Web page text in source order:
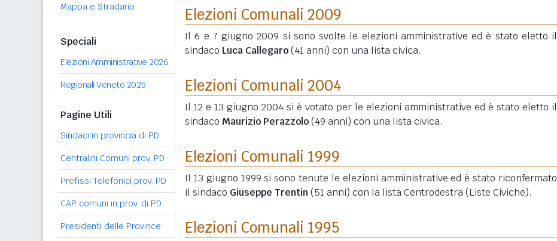
Mappa e Stradario
Speciali
Elezioni Amministrative 2026
Regionali Veneto 2025
Pagine Utili
Sindaci in provincia di PD
Centralini Comuni prov. PD
Prefissi Telefonici prov. PD
CAP comuni in prov. di PD
Presidenti delle Province
Elezioni Comunali 2009
Il 6 e 7 giugno 2009 si sono svolte le elezioni amministrative ed è stato eletto il
sindaco Luca Callegaro(41 anni) con una lista civica.
Elezioni Comunali 2004
Il 12 e 13 giugno 2004 si è votato per le elezioni amministrative ed è stato eletto il
sindaco Maurizio Perazzolo(49 anni) con una lista civica.
Elezioni Comunali 1999
Il 13 giugno 1999 si sono tenute le elezioni amministrative ed è stato riconfermato
il sindaco Giuseppe Trentin(51 anni) con la lista Centrodestra (Liste Civiche).
Elezioni Comunali 1995